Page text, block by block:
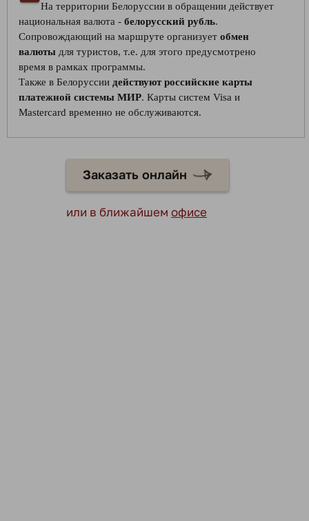
На территории Белоруссии в обращении действует
национальная валюта - белорусский рубль.
Сопровождающий на маршруте организует обмен
валюты для туристов, т.е. для этого предусмотрено
время в рамках программы.
Также в Белоруссии действуют российские карты
платежной системы МИР. Карты систем Visa и
Mastercard временно не обслуживаются.
Заказать онлайн
или в ближайшем офисе